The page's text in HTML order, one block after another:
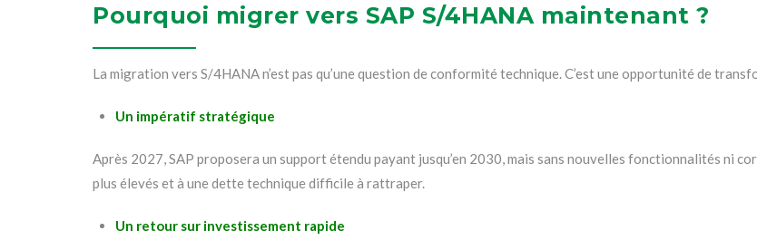
Pourquoi migrer vers SAP S/4HANA maintenant ?
La migration vers S/4HANA n’est pas qu’une question de conformité technique. C’est une opportunité de
Un impératif stratégique
Après 2027, SAP proposera un support étendu payant jusqu’en 2030, mais sans nouvelles fonctionnalités ni
plus élevés et à une dette technique difficile à rattraper.
Un retour sur investissement rapide